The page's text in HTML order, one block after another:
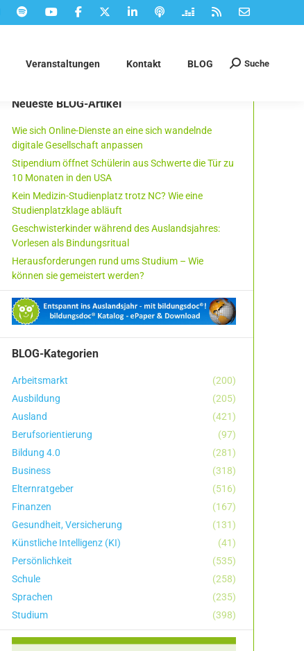
Veranstaltungen Kontakt BLOG Suchen:
Suche
Neueste BLOG-Artikel
Wie sich Online-Dienste an eine sich wandelnde
digitale Gesellschaft anpassen
Stipendium öffnet Schülerin aus Schwerte die Tür zu
10 Monaten in den USA
Kein Medizin-Studienplatz trotz NC? Wie eine
Studienplatzklage abläuft
Geschwisterkinder während des Auslandsjahres:
Vorlesen als Bindungsritual
Herausforderungen rund ums Studium – Wie
können sie gemeistert werden?
BLOG-Kategorien
Arbeitsmarkt
(200)
Ausbildung
(205)
Ausland
(421)
Berufsorientierung
(97)
Bildung 4.0
(281)
Business
(318)
Elternratgeber
(516)
Finanzen
(167)
Gesundheit, Versicherung
(131)
Künstliche Intelligenz (KI)
(41)
Persönlichkeit
(535)
Schule
(258)
Sprachen
(235)
Studium
(398)